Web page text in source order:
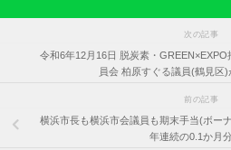
次の記事
令和6年12月16日 脱炭素・
員会 柏原すぐる議員(鶴見区)
前の記事
横浜市長も横浜市会議員も期末手当(ボー
年連続の0.1か月